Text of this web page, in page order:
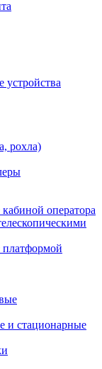
устройства
рохла)
оператора
и стационарные